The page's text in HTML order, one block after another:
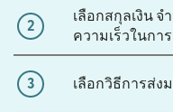
2
เลือกสกุลเงิน
ความเร็วในกา
3 เลือกวิธีการส่ง